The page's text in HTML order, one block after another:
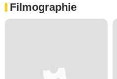
Filmographie